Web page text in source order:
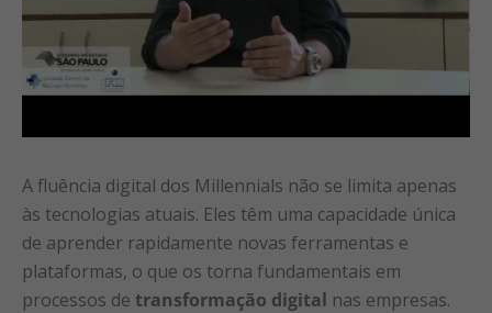
A fluência digital dos Millennials não se limita apenas
às tecnologias atuais. Eles têm uma capacidade única
de aprender rapidamente novas ferramentas e
plataformas, o que os torna fundamentais em
processos de transformação digital nas empresas.